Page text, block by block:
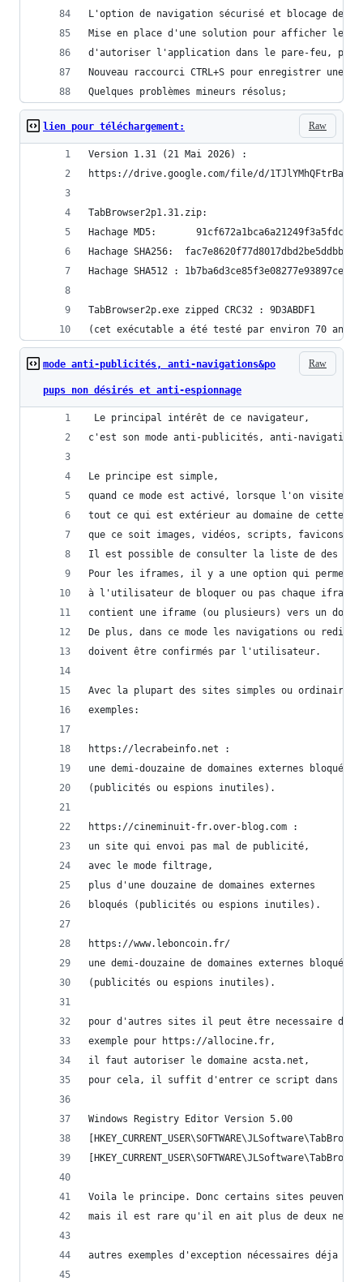
L'option de navigation sécurisé et blocage des
Mise en place d'une solution pour afficher les
d'autoriser l'application dans le pare-feu,
Nouveau raccourci CTRL+S pour enregistrer une
Quelques problèmes mineurs résolus;
Raw
lien pour téléchargement:
Version 1.31 (21 Mai 2026) :
https://drive.google.com/file/d/
TabBrowser2p1.31.zip:
Hachage MD5:
Hachage SHA256:
Hachage SHA512 :
TabBrowser2p.exe zipped CRC32 : 9D3ABDF1
(cet exécutable a été testé par environ 70 anti-
Raw
mode anti-publicités, anti-navigations&po
pups non désirés et anti-espionnage
Le principal intérêt de ce navigateur,
c'est son mode anti-publicités, anti-
Le principe est simple,
quand ce mode est activé, lorsque l'on visite
tout ce qui est extérieur au domaine de cette
que ce soit images, vidéos, scripts,
Il est possible de consulter la liste de des
Pour les iframes, il y a une option qui permet
à l'utilisateur de bloquer ou pas chaque iframe
contient une iframe (ou plusieurs) vers un
De plus, dans ce mode les navigations ou
doivent être confirmés par l'utilisateur.
Avec la plupart des sites simples ou ordinaires,
exemples:
https://lecrabeinfo.net :
une demi-douzaine de domaines externes bloqués
(publicités ou espions inutiles).
https://cineminuit-fr.over-blog.com :
un site qui envoi pas mal de publicité,
avec le mode filtrage,
plus d'une douzaine de domaines externes
bloqués (publicités ou espions inutiles).
https://www.leboncoin.fr/
une demi-douzaine de domaines externes bloqués
(publicités ou espions inutiles).
pour d'autres sites il peut être necessaire de
exemple pour https://allocine.fr,
il faut autoriser le domaine acsta.net,
pour cela, il suffit d'entrer ce script dans la
Windows Registry Editor Version 5.00
Voila le principe. Donc certains sites peuvent
mais il est rare qu'il en ait plus de deux
autres exemples d'exception nécessaires déja